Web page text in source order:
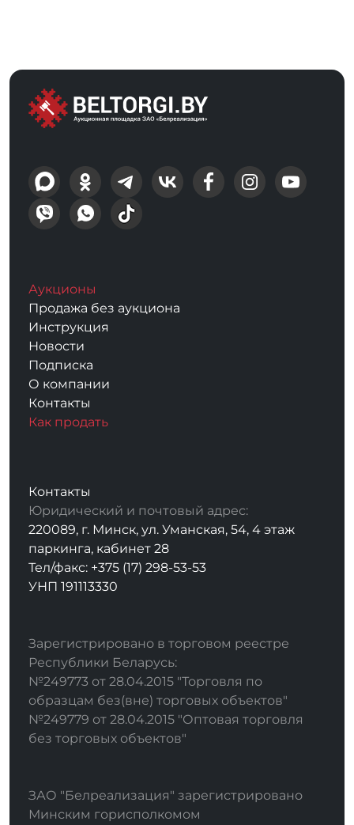
Аукционы
Продажа без аукциона
Инструкция
Новости
Подписка
О компании
Контакты
Как продать
Контакты
Юридический и почтовый адрес:
220089, г. Минск, ул. Уманская, 54, 4 этаж
паркинга, кабинет 28
Тел/факс: +375 (17) 298-53-53
УНП 191113330
Зарегистрировано в торговом реестре
Республики Беларусь:
№249773 от 28.04.2015 "Торговля по
образцам без(вне) торговых объектов"
№249779 от 28.04.2015 "Оптовая торговля
без торговых объектов"
ЗАО "Белреализация" зарегистрировано
Минским горисполкомом